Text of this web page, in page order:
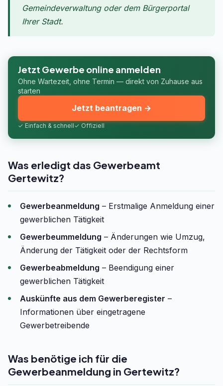
Gemeindeverwaltung oder dem Bürgerportal
Ihrer Stadt.
Jetzt Gewerbe online anmelden
Ohne Wartezeit, ohne Termin — direkt von Zuhause aus
starten
✓ Einfach & schnell✓ Offiziell
Jetzt beantragen →
Was erledigt das Gewerbeamt
Gertewitz?
Gewerbeanmeldung – Erstmalige Anmeldung einer
gewerblichen Tätigkeit
Gewerbeummeldung – Änderungen wie Umzug,
Änderung der Tätigkeit oder der Rechtsform
Gewerbeabmeldung – Beendigung einer
gewerblichen Tätigkeit
Auskünfte aus dem Gewerberegister –
Informationen über eingetragene
Gewerbetreibende
Was benötige ich für die
Gewerbeanmeldung in Gertewitz?